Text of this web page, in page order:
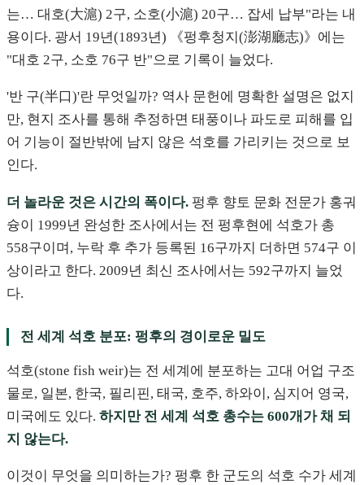
는… 대호(大滬) 2구, 소호(小滬) 20구… 잡세 납부"라는 내
용이다. 광서 19년(1893년) 《펑후청지(澎湖廳志)》에는
"대호 2구, 소호 76구 반"으로 기록이 늘었다.
'반 구(半口)'란 무엇일까? 역사 문헌에 명확한 설명은 없지
만, 현지 조사를 통해 추정하면 태풍이나 파도로 피해를 입
어 기능이 절반밖에 남지 않은 석호를 가리키는 것으로 보
인다.
더 놀라운 것은 시간의 폭이다. 펑후 향토 문화 전문가 홍궈
슝이 1999년 완성한 조사에서는 전 펑후현에 석호가 총
558구이며, 누락 후 추가 등록된 16구까지 더하면 574구 이
상이라고 한다. 2009년 최신 조사에서는 592구까지 늘었
다.
전 세계 석호 분포: 펑후의 경이로운 밀도
석호(stone fish weir)는 전 세계에 분포하는 고대 어업 구조
물로, 일본, 한국, 필리핀, 태국, 호주, 하와이, 심지어 영국,
미국에도 있다. 하지만 전 세계 석호 총수는 600개가 채 되
지 않는다.
이것이 무엇을 의미하는가? 펑후 한 군도의 석호 수가 세계